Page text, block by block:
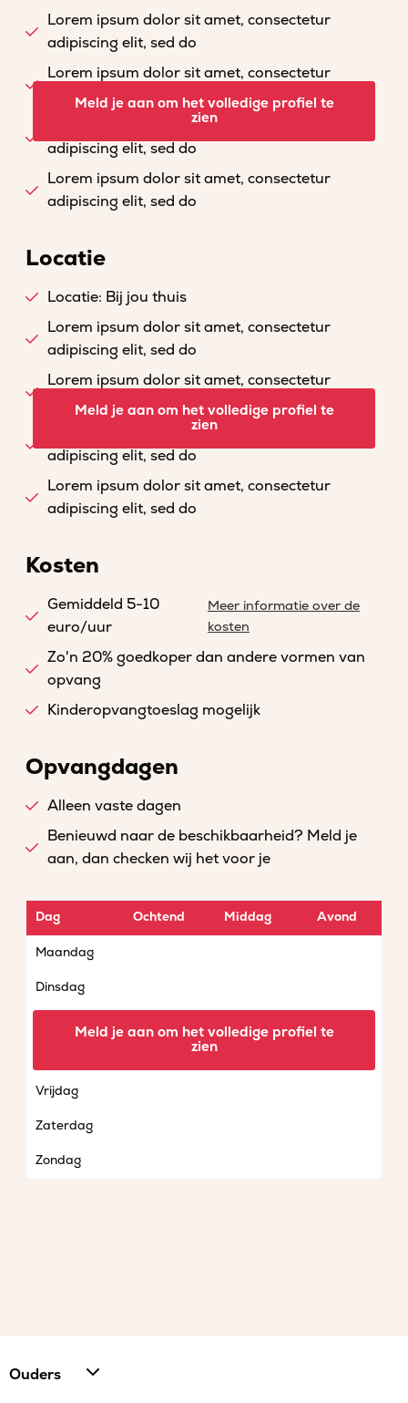
Lorem ipsum dolor sit amet, consectetur
adipiscing elit, sed do
Lorem ipsum dolor sit amet, consectetur
adipiscing elit, sed do
Lorem ipsum dolor sit amet, consectetur
adipiscing elit, sed do
Lorem ipsum dolor sit amet, consectetur
adipiscing elit, sed do
Meld je aan om het volledige profiel te
zien
Locatie
Locatie: Bij jou thuis
Lorem ipsum dolor sit amet, consectetur
adipiscing elit, sed do
Lorem ipsum dolor sit amet, consectetur
adipiscing elit, sed do
Lorem ipsum dolor sit amet, consectetur
adipiscing elit, sed do
Lorem ipsum dolor sit amet, consectetur
adipiscing elit, sed do
Meld je aan om het volledige profiel te
zien
Kosten
Gemiddeld 5-10
euro/uur
Meer informatie over de
kosten
Zo'n 20% goedkoper dan andere vormen van
opvang
Kinderopvangtoeslag mogelijk
Opvangdagen
Alleen vaste dagen
Benieuwd naar de beschikbaarheid? Meld je
aan, dan checken wij het voor je
Dag Ochtend Middag Avond
Maandag
Dinsdag
Vrijdag
Zaterdag
Zondag
Meld je aan om het volledige profiel te
zien
Ouders